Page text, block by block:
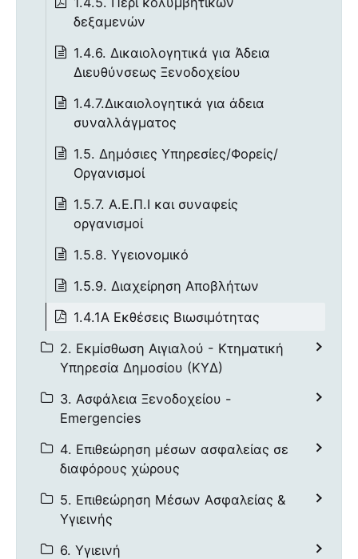
δεξαμενών
1.4.6. Δικαιολογητικά για Άδεια
Διευθύνσεως Ξενοδοχείου
1.4.7.Δικαιολογητικά για άδεια
συναλλάγματος
1.5. Δημόσιες Υπηρεσίες/Φορείς/
Οργανισμοί
1.5.7. Α.Ε.Π.Ι και συναφείς
οργανισμοί
1.5.8. Υγειονομικό
1.5.9. Διαχείρηση Αποβλήτων
1.4.1Α Εκθέσεις Βιωσιμότητας
2. Εκμίσθωση Αιγιαλού - Κτηματική
Υπηρεσία Δημοσίου (ΚΥΔ)
3. Ασφάλεια Ξενοδοχείου -
Emergencies
4. Επιθεώρηση μέσων ασφαλείας σε
διαφόρους χώρους
5. Επιθεώρηση Μέσων Ασφαλείας &
Υγιεινής
6. Υγιεινή